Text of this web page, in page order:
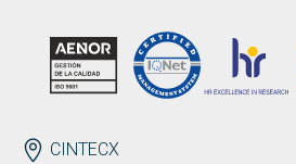
ENDEREZO
CINTECX